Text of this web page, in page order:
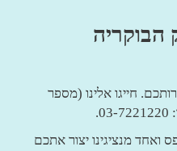
הבוקריה
חייגו אלינו (מספר
ואחד מנציגינו יצור אתכם